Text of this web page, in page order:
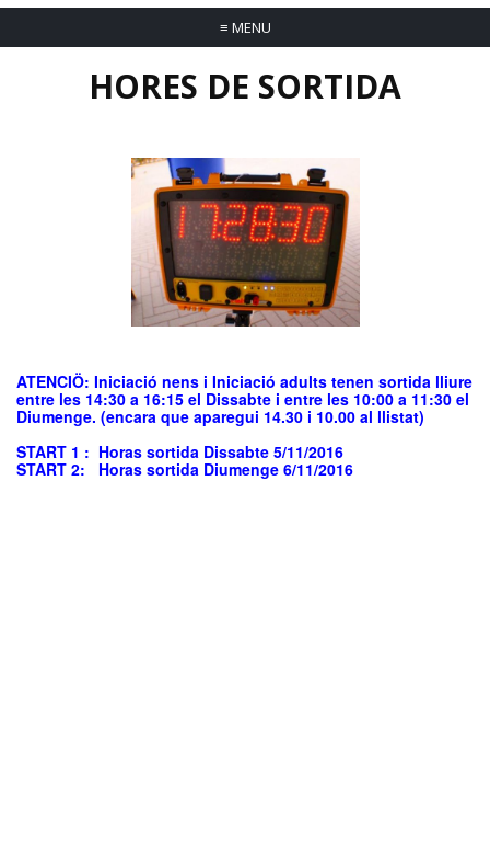
≡ MENU
HORES DE SORTIDA
ATENCIÖ: Iniciació nens i Iniciació adults tenen sortida lliure
entre les 14:30 a 16:15 el Dissabte i entre les 10:00 a 11:30 el
Diumenge. (encara que aparegui 14.30 i 10.00 al llistat)
START 1 : Horas sortida Dissabte 5/11/2016
START 2: Horas sortida Diumenge 6/11/2016